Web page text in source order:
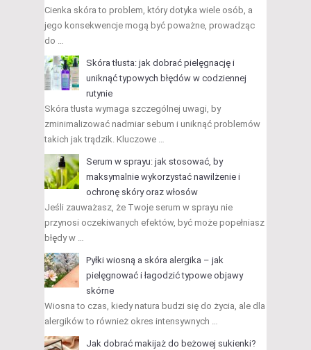
Cienka skóra to problem, który dotyka wiele osób, a
jego konsekwencje mogą być poważne, prowadząc
do …
Skóra tłusta: jak dobrać pielęgnację i
uniknąć typowych błędów w codziennej
rutynie
Skóra tłusta wymaga szczególnej uwagi, by
zminimalizować nadmiar sebum i uniknąć problemów
takich jak trądzik. Kluczowe …
Serum w sprayu: jak stosować, by
maksymalnie wykorzystać nawilżenie i
ochronę skóry oraz włosów
Jeśli zauważasz, że Twoje serum w sprayu nie
przynosi oczekiwanych efektów, być może popełniasz
błędy w …
Pyłki wiosną a skóra alergika – jak
pielęgnować i łagodzić typowe objawy
skórne
Wiosna to czas, kiedy natura budzi się do życia, ale dla
alergików to również okres intensywnych …
Jak dobrać makijaż do beżowej sukienki?